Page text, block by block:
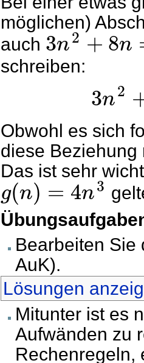
möglichen)
auch 3n2 +8n
schreiben:
3n2
Obwohl es sich
diese Beziehung
Das ist sehr
g(n) = 4n3
Bearbeiten Sie
AuK).
Lösungen
Mitunter ist es
Aufwänden zu
Rechenregeln,